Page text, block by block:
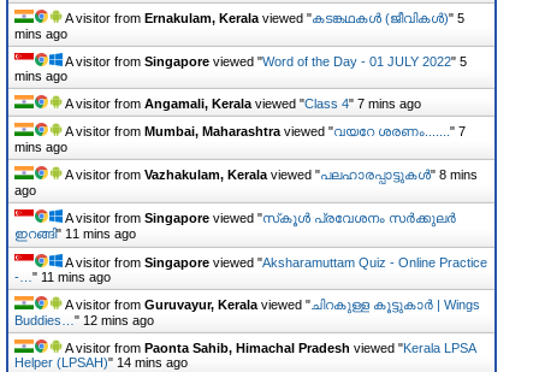
A visitor from Ernakulam, Kerala viewed "കടങ്കഥകള്‍ (ജീവികൾ)" 5
mins ago
A visitor from Singapore viewed "Word of the Day - 01 JULY 2022" 5
mins ago
A visitor from Angamali, Kerala viewed "Class 4" 7 mins ago
A visitor from Mumbai, Maharashtra viewed "വയറേ ശരണം....... " 7
mins ago
A visitor from Vazhakulam, Kerala viewed "പലഹാരപ്പാട്ടുകൾ" 8 mins
ago
A visitor from Singapore viewed "സ്‌കൂള്‍ പ്രവേശനം സര്‍ക്കുലര്‍
ഇറങ്ങി" 11 mins ago
A visitor from Singapore viewed "Aksharamuttam Quiz - Online Practice
-… " 11 mins ago
A visitor from Guruvayur, Kerala viewed "ചിറകുള്ള കൂട്ടുകാർ | Wings
Buddies… " 12 mins ago
A visitor from Paonta Sahib, Himachal Pradesh viewed "Kerala LPSA
Helper (LPSAH)" 14 mins ago